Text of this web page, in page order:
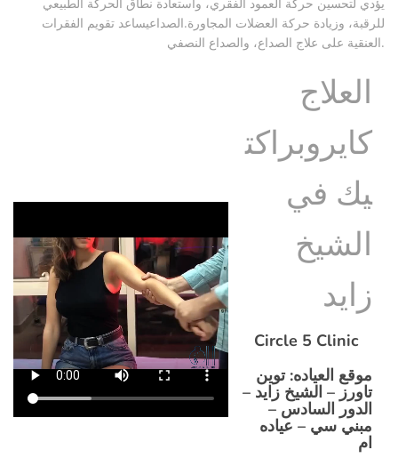
للرقبة، وزيادة حركة العضلات المجاورة.الصداعيساعد تقويم الفقرات
العنقية على علاج الصداع، والصداع النصفي.
العلاج
كايروبراكت
يك في
الشيخ
زايد
Circle 5 Clinic
موقع العياده: توين
تاورز – الشيخ زايد –
الدور السادس –
مبني سي – عياده
ام